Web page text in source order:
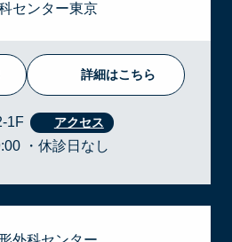
センター東京
詳細はこちら
1F
・休診日なし